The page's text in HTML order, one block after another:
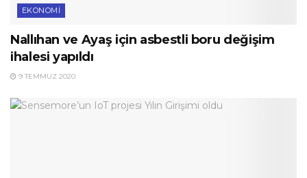
EKONOMI
Nallıhan ve Ayaş için asbestli boru değişim
ihalesi yapıldı
9 TEMMUZ 2020